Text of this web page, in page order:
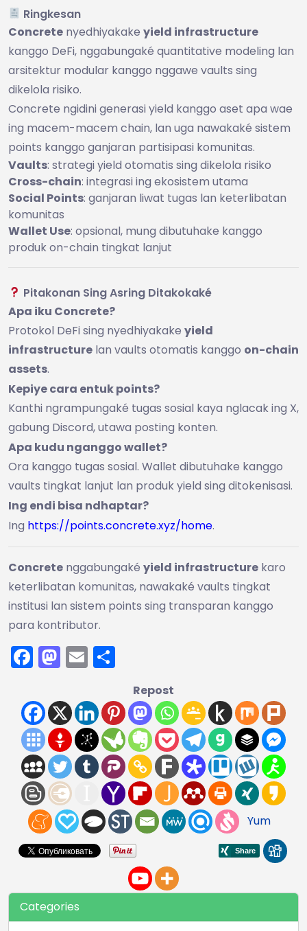
Ringkesan
Concrete nyedhiyakake yield infrastructure
kanggo DeFi, nggabungaké quantitative modeling lan
arsitektur modular kanggo nggawe vaults sing
dikelola risiko.
Concrete ngidini generasi yield kanggo aset apa wae
ing macem-macem chain, lan uga nawakaké sistem
points kanggo ganjaran partisipasi komunitas.
Vaults: strategi yield otomatis sing dikelola risiko
Cross-chain: integrasi ing ekosistem utama
Social Points: ganjaran liwat tugas lan keterlibatan
komunitas
Wallet Use: opsional, mung dibutuhake kanggo
produk on-chain tingkat lanjut
Pitakonan Sing Asring Ditakokaké
Apa iku Concrete?
Protokol DeFi sing nyedhiyakake yield
infrastructure lan vaults otomatis kanggo on-chain
assets.
Kepiye cara entuk points?
Kanthi ngrampungaké tugas sosial kaya nglacak ing X,
gabung Discord, utawa posting konten.
Apa kudu nganggo wallet?
Ora kanggo tugas sosial. Wallet dibutuhake kanggo
vaults tingkat lanjut lan produk yield sing ditokenisasi.
Ing endi bisa ndhaptar?
Ing https://points.concrete.xyz/home.
Concrete nggabungaké yield infrastructure karo
keterlibatan komunitas, nawakaké vaults tingkat
institusi lan sistem points sing transparan kanggo
para kontributor.
Facebook
Mastodon
Email
Repost
Yum
Categories